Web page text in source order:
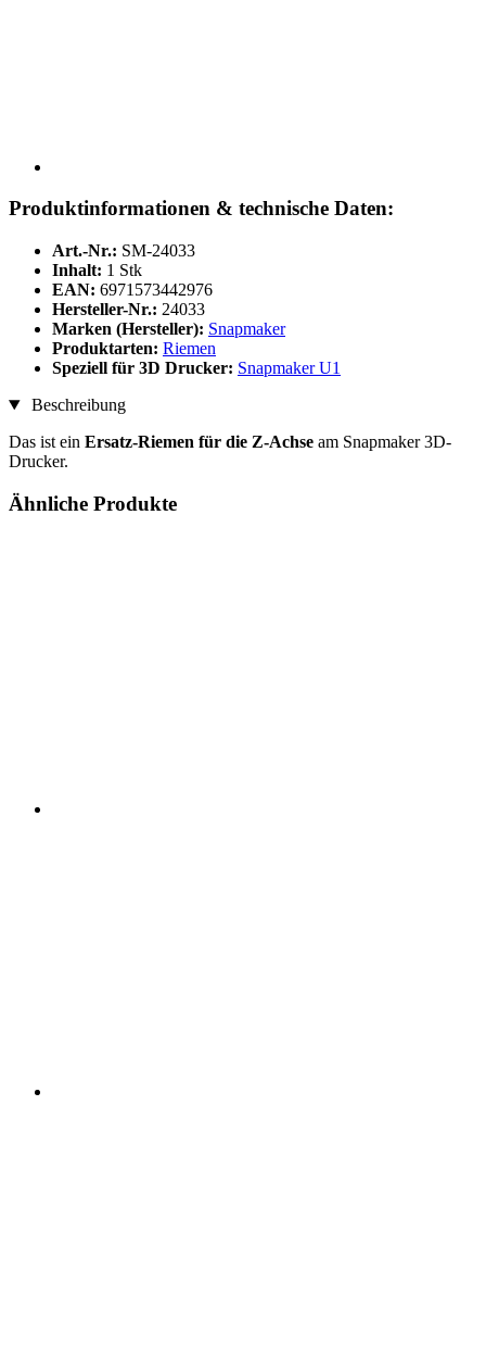
Produktinformationen & technische Daten:
Art.-Nr.: SM-24033
Inhalt: 1 Stk
EAN: 6971573442976
Hersteller-Nr.: 24033
Marken (Hersteller): Snapmaker
Produktarten: Riemen
Speziell für 3D Drucker: Snapmaker U1
Beschreibung
Das ist ein Ersatz-Riemen für die Z-Achse am Snapmaker 3D-
Drucker.
Ähnliche Produkte